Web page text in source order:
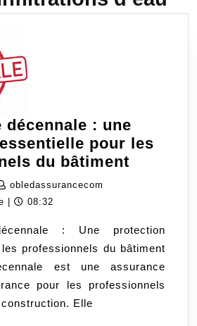
décennale : une
pour les
du bâtiment
une
pour
obledassurancecom
08:32
: Une protection
professionnels du bâtiment
est une assurance
pour les professionnels
Elle